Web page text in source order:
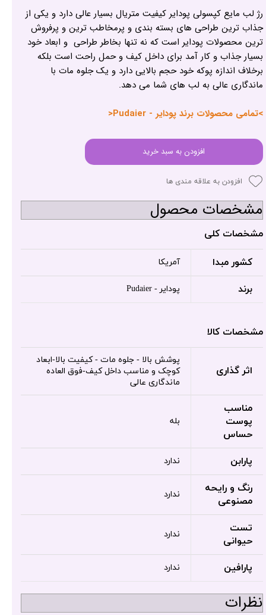
رژ لب مایع کپسولی پودایر کیفیت متریال بسیار عالی دارد و یکی از
جذاب ترین طراحی های بسته بندی و پرمخاطب ترین و پرفروش
ترین محصولات پودایر است که نه تنها بخاطر طراحی و ابعاد خود
بسیار جذاب و کار آمد برای داخل کیف و حمل راحت است بلکه
برخلاف اندازه پوکه خود حجم بالایی دارد و یک جلوه مات با
ماندگاری عالی به لب های شما می دهد.
>تمامی محصولات برند پودایر - Pudaier<
افزودن به سبد خرید
افزودن به علاقه مندی ها
مشخصات محصول
مشخصات کلی
کشور مبدا آمریکا
برند پودایر - Pudaier
مشخصات کالا
اثر گذاری
پوشش بالا - جلوه مات - کیفیت بالا-ابعاد
کوچک و مناسب داخل کیف-فوق العاده
ماندگاری عالی
مناسب
پوست
حساس
بله
پارابن ندارد
رنگ و رایحه
مصنوعی
ندارد
تست
حیوانی
ندارد
پارافین ندارد
نظرات